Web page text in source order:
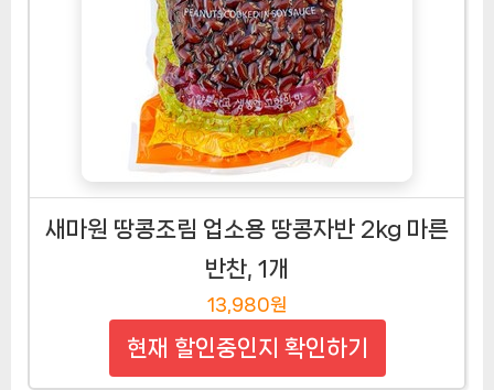
새마원 땅콩조림 업소용 땅콩자반 2kg 마른
반찬, 1개
13,980원
현재 할인중인지 확인하기